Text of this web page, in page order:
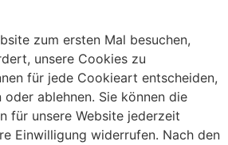
zum ersten Mal besuchen,
unsere Cookies zu
für jede Cookieart entscheiden,
ablehnen. Sie können die
für unsere Website jederzeit
Einwilligung widerrufen. Nach den